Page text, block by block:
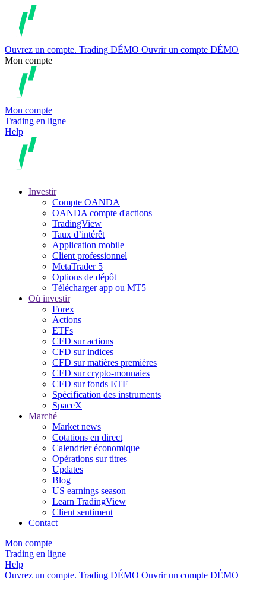
Ouvrez un compte. Trading DÉMO Ouvrir un compte DÉMO
Mon compte
Mon compte
Trading en ligne
Help
Investir
Compte OANDA
OANDA compte d'actions
TradingView
Taux d’intérêt
Application mobile
Client professionnel
MetaTrader 5
Options de dépôt
Télécharger app ou MT5
Où investir
Forex
Actions
ETFs
CFD sur actions
CFD sur indices
CFD sur matières premières
CFD sur crypto-monnaies
CFD sur fonds ETF
Spécification des instruments
SpaceX
Marché
Market news
Cotations en direct
Calendrier économique
Opérations sur titres
Updates
Blog
US earnings season
Learn TradingView
Client sentiment
Contact
Mon compte
Trading en ligne
Help
Ouvrez un compte. Trading DÉMO Ouvrir un compte DÉMO